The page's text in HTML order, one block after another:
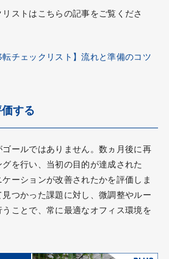
ストはこちらの記事をご覧くださ
転チェックリスト】流れと準備のコツ
する
ールではありません。数ヵ月後に再
を行い、当初の目的が達成された
ーションが改善されたかを評価しま
つかった課題に対し、微調整やルー
ことで、常に最適なオフィス環境を